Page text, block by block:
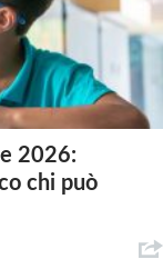
2026:
chi può